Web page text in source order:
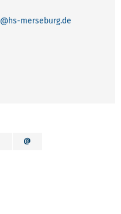
@hs-merseburg.de